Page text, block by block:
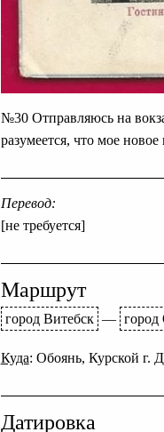
№30 Отправляюсь на
разумеется, что мое
Перевод:
[не требуется]
Маршрут
город Витебск — город
Куда: Обоянь, Курской г.
Датировка